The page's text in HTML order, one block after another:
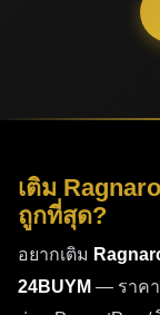
เติม
ถูกที่สุด?
อยากเติม
24BUYM — ราคา